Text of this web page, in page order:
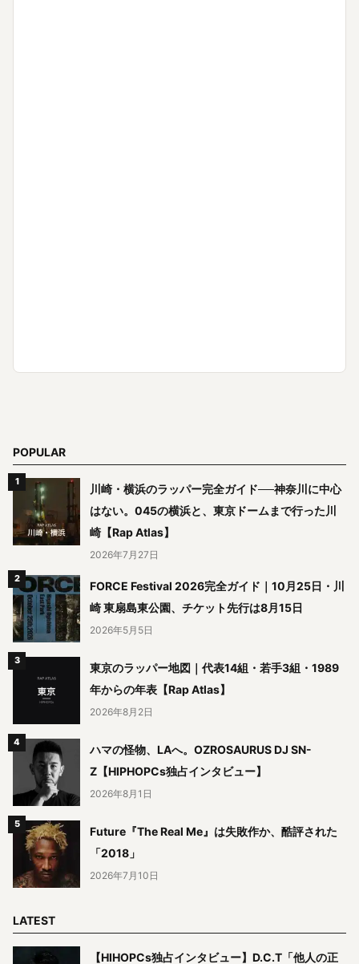
POPULAR
川崎・横浜のラッパー完全ガイド──神奈川に中心
はない。045の横浜と、東京ドームまで行った川
崎【Rap Atlas】
2026年7月27日
FORCE Festival 2026完全ガイド｜10月25日・川
崎 東扇島東公園、チケット先行は8月15日
2026年5月5日
東京のラッパー地図｜代表14組・若手3組・1989
年からの年表【Rap Atlas】
2026年8月2日
ハマの怪物、LAへ。OZROSAURUS DJ SN-
Z【HIPHOPCs独占インタビュー】
2026年8月1日
Future『The Real Me』は失敗作か、酷評された
「2018」
2026年7月10日
LATEST
【HIHOPCs独占インタビュー】D.C.T「他人の正